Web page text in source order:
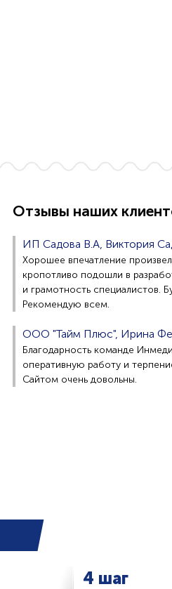
Отзывы наших
ИП Садова В.А, Виктория
Хорошее впечатление
кропотливо подошли в
и грамотность специалистов.
Рекомендую всем.
ООО "Тайм Плюс", Ирина
Благодарность команде
оперативную работу и
Сайтом очень довольны.
4 шаг